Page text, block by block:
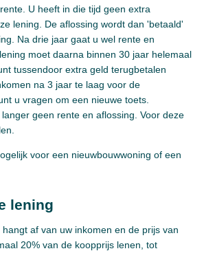
U heeft in die tijd geen extra
lening. De aflossing wordt dan 'betaald'
Na drie jaar gaat u wel rente en
moet daarna binnen 30 jaar helemaal
tussendoor extra geld terugbetalen
na 3 jaar te laag voor de
u vragen om een nieuwe toets.
geen rente en aflossing. Voor deze
voor een nieuwbouwwoning of een
lening
af van uw inkomen en de prijs van
20% van de koopprijs lenen, tot